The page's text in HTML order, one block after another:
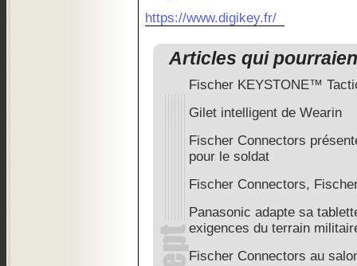
https://www.digikey.fr/
Articles qui
Fischer KEYSTONE™
Gilet intelligent de Wearin
Fischer Connectors
pour le soldat
Fischer Connectors,
Panasonic adapte sa
exigences du terrain
Fischer Connectors au